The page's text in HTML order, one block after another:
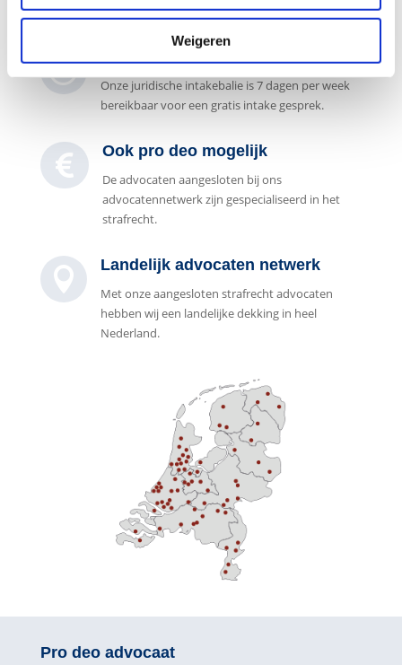
Weigeren
strafrecht.

Onze juridische intakebalie is 7 dagen per week
bereikbaar voor een gratis intake gesprek.
 Ook pro deo mogelijk
De advocaten aangesloten bij ons
advocatennetwerk zijn gespecialiseerd in het
strafrecht.
 Landelijk advocaten netwerk
Met onze aangesloten strafrecht advocaten
hebben wij een landelijke dekking in heel
Nederland.
Pro deo advocaat